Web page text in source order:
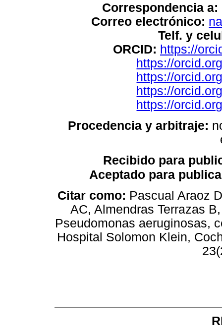
Correspondencia a:
Correo electrónico:
Telf. y
ORCID: https://
https://
https://
https://
https://
Procedencia y arbitraje:
Recibido para
Aceptado para
Citar como: Pascual Araoz
AC, Almendras Terrazas
Pseudomonas aeruginosas,
Hospital Solomon Klein,